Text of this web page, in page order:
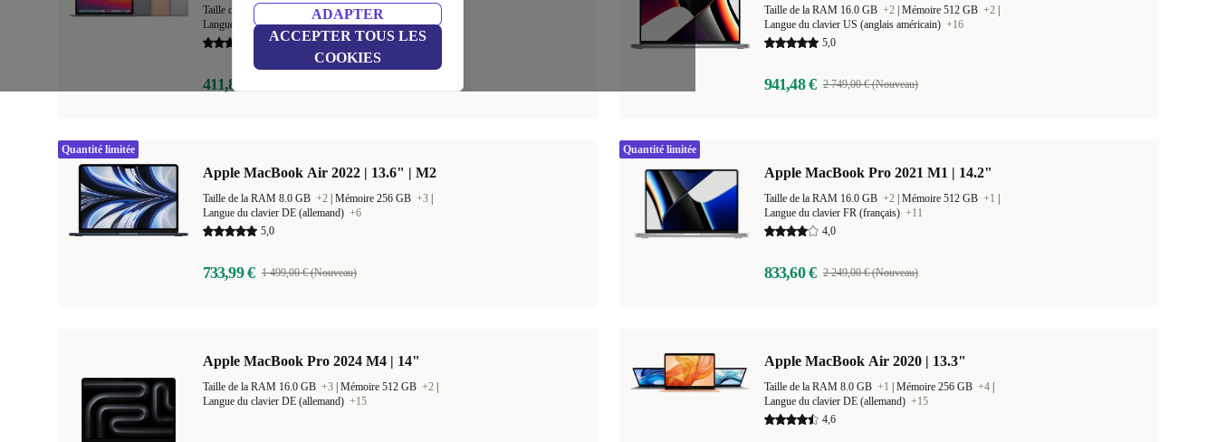
ADAPTER
ACCEPTER TOUS LES
COOKIES
Taille de la RAM 8.0 GB +1 | Mémoire 256 GB
Langue du clavier US (anglais américain)+20
5,0
411,80 €
Taille de la RAM 16.0 GB +2 Mémoire 512 GB +2
Langue du clavier US (anglais américain) +16
5,0
941,48 € 2 749,00 € (Nouveau)
Apple MacBook Air 2022 | 13.6" | M2
Taille de la RAM 8.0 GB +2 Mémoire 256 GB +3
Langue du clavier DE (allemand) +6
5,0
733,99 € 1 499,00 € (Nouveau)
Quantité limitée
Apple MacBook Pro 2021 M1 | 14.2"
Taille de la RAM 16.0 GB +2 Mémoire 512 GB +1
Langue du clavier FR (français) +11
4,0
833,60 € 2 249,00 € (Nouveau)
Quantité limitée
Apple MacBook Pro 2024 M4 | 14"
Taille de la RAM 16.0 GB +3 Mémoire 512 GB +2
Langue du clavier DE (allemand) +15
Apple MacBook Air 2020 | 13.3"
Taille de la RAM 8.0 GB +1 Mémoire 256 GB +4
Langue du clavier DE (allemand) +15
4,6